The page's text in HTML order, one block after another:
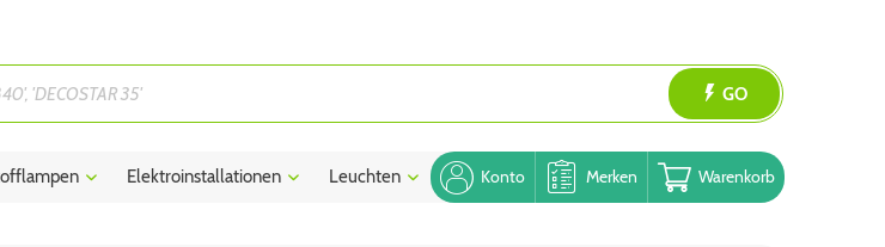
GO
Konto Merken Warenkorb
Elektroinstallationen Leuchten Blog